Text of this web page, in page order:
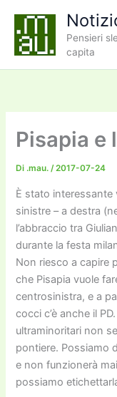
contenuto
Pensieri
capita
Pisapia e
Di .mau./2017-07-24
È stato interessante
sinistre – a destra
l’abbraccio tra
durante la festa
Non riesco a capire
che Pisapia vuole
centrosinistra, e a
cocci c’è anche il
ultraminoritari non
pontiere. Possiamo
e non funzionerà
possiamo